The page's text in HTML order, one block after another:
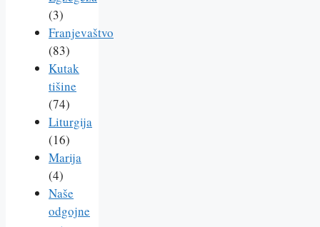
(3)
Franjevaštvo
(83)
Kutak
tišine
(74)
Liturgija
(16)
Marija
(4)
Naše
odgojne